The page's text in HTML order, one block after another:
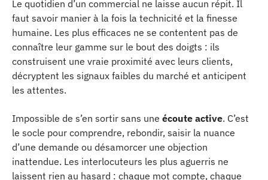
Le quotidien d’un commercial ne laisse aucun répit. Il
faut savoir manier à la fois la technicité et la finesse
humaine. Les plus efficaces ne se contentent pas de
connaître leur gamme sur le bout des doigts : ils
construisent une vraie proximité avec leurs clients,
décryptent les signaux faibles du marché et anticipent
les attentes.
Impossible de s’en sortir sans une écoute active. C’est
le socle pour comprendre, rebondir, saisir la nuance
d’une demande ou désamorcer une objection
inattendue. Les interlocuteurs les plus aguerris ne
laissent rien au hasard : chaque mot compte, chaque